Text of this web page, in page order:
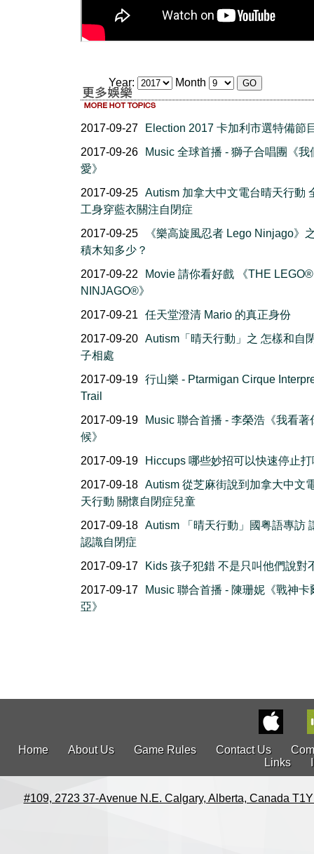
Year: Month
2017-09-27
Election 2017 卡加利市選特備節
2017-09-26
Music 全球首播 - 獅子合唱團《我
愛》
2017-09-25 Autism 加拿大中文電台晴天行動
工身穿藍衣關注自閉症
2017-09-25
《樂高旋風忍者 Lego Ninjago》
積木知多少？
2017-09-22
Movie 請你看好戲 《THE LEGO®
NINJAGO®》
2017-09-21
任天堂澄清 Mario 的真正身份
2017-09-20 Autism「晴天行動」之 怎樣和自
子相處
2017-09-19 行山樂 - Ptarmigan Cirque
Trail
2017-09-19
Music 聯合首播 - 李榮浩《我看著
候》
2017-09-19
Hiccups 哪些妙招可以快速停止
2017-09-18 Autism 從芝麻街說到加拿大中文
天行動 關懷自閉症兒童
2017-09-18 Autism 「晴天行動」國粤語專訪
認識自閉症
2017-09-17
Kids 孩子犯錯 不是只叫他們說對
2017-09-17
Music 聯合首播 - 陳珊妮《戰神卡
亞》
Home About Us Game Rules Contact Us
Links
#109, 2723 37-Avenue N.E. Calgary, Alberta, Canada